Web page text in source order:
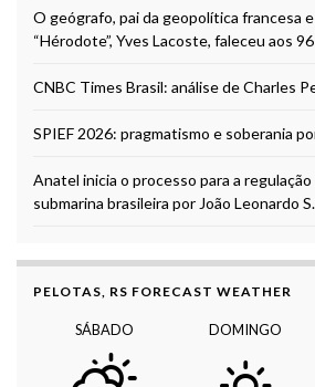
O geógrafo, pai da geopolítica francesa
“Hérodote”, Yves Lacoste, faleceu aos
CNBC Times Brasil: análise de Charles
SPIEF 2026: pragmatismo e soberania
Anatel inicia o processo para a
submarina brasileira por João Leonardo
PELOTAS, RS FORECAST WEATHER
SÁBADO DOMINGO